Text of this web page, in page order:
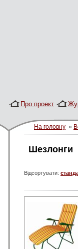
Про проект
На головну »
Шезлонги
Відсортувати: